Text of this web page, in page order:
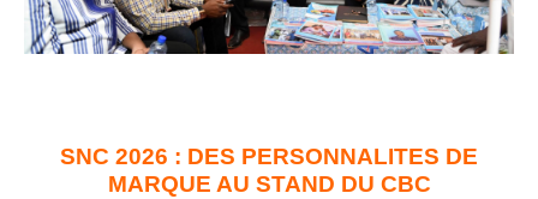
SNC 2026 : DES PERSONNALITES DE
MARQUE AU STAND DU CBC